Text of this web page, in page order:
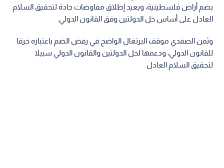
بضم أراض فلسطينية، ويعيد إطلاق مفاوضات جادة لتحقيق السلام
العادل على أساس حل الدولتين وفق القانون الدولي.
وثمن الصفدي موقف البرتغال الواضح في رفض الضم باعتباره خرقا
للقانون الدولي، ودعمها لحل الدولتين والقانون الدولي سبيلا
لتحقيق السلام العادل.